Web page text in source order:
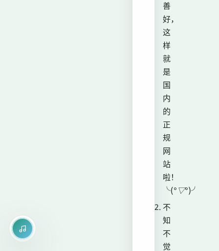
善
好，
这
样
就
是
国
内
的
正
规
网
站
啦！
╰(°▽°)╯
不
知
不
觉